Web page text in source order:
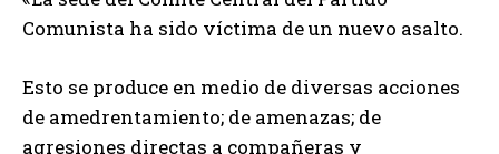
Comunista ha sido víctima de un nuevo asalto.
Esto se produce en medio de diversas acciones
de amedrentamiento; de amenazas; de
agresiones directas a compañeras y